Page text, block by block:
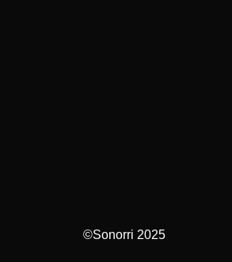
©Sonorri 2025